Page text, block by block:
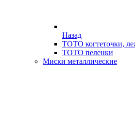
Назад
ТОТО когтеточки,
ТОТО пеленки
Миски металлические